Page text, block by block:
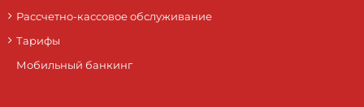
Рассчетно-кассовое обслуживание
Тарифы
Мобильный банкинг